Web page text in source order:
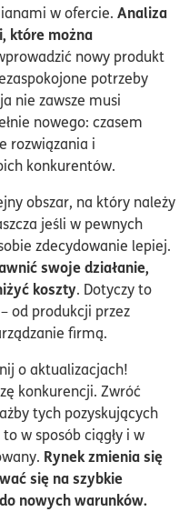
w ofercie. Analiza
które można
nowy produkt
potrzeby
nie zawsze musi
nowego: czasem
rozwiązania i
konkurentów.
obszar, na który należy
jeśli w pewnych
zdecydowanie lepiej.
swoje działanie,
koszty. Dotyczy to
od produkcji przez
firmą.
o aktualizacjach!
konkurencji. Zwróć
tych pozyskujących
w sposób ciągły i w
Rynek zmienia się
się na szybkie
nowych warunków.